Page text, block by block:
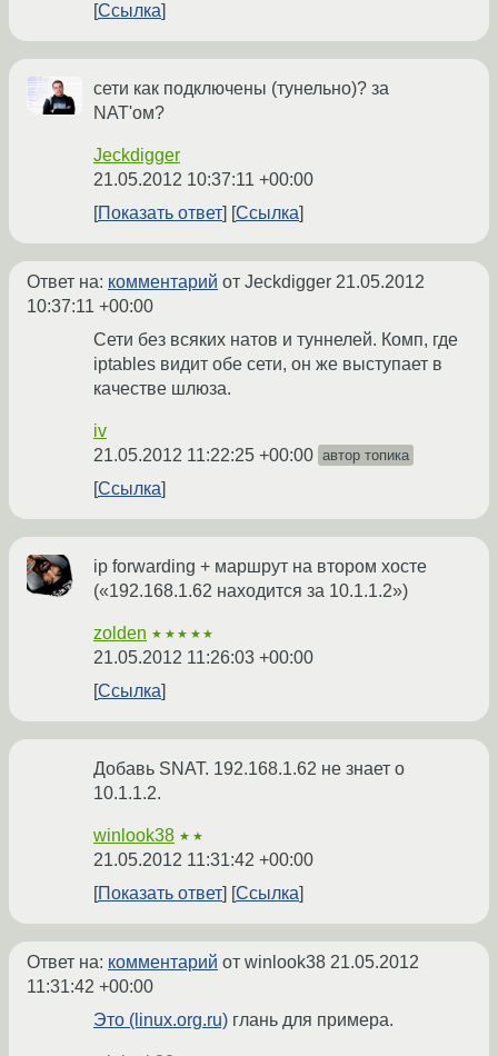
Ссылка
сети как подключены (тунельно)? за
NAT'ом?
Jeckdigger
21.05.2012 10:37:11 +00:00
Показать ответ
Ссылка
Ответ на: комментарий от Jeckdigger 21.05.2012
10:37:11 +00:00
Сети без всяких натов и туннелей. Комп, где
iptables видит обе сети, он же выступает в
качестве шлюза.
iv
21.05.2012 11:22:25 +00:00 автор топика
Ссылка
ip forwarding + маршрут на втором хосте
(«192.168.1.62 находится за 10.1.1.2»)
zolden ★★★★★
21.05.2012 11:26:03 +00:00
Ссылка
Добавь SNAT. 192.168.1.62 не знает о
10.1.1.2.
winlook38 ★★
21.05.2012 11:31:42 +00:00
Показать ответ
Ссылка
Ответ на: комментарий от winlook38 21.05.2012
11:31:42 +00:00
Это (linux.org.ru) глань для примера.